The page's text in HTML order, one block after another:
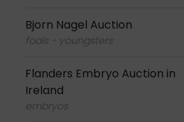
Bjorn Nagel Auction
foals - youngsters
Flanders Embryo Auction in
Ireland
embryos